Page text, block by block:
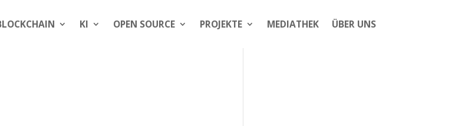
KI OPEN SOURCE PROJEKTE MEDIATHEK ÜBER UNS